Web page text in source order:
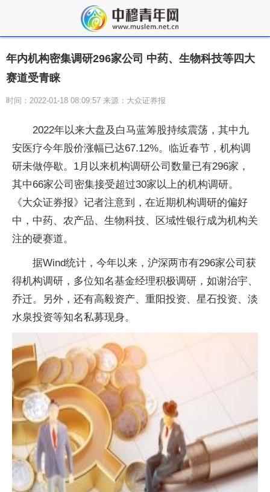
年内机构密集调研296家公司 中药、生物科技等四大
赛道受青睐
时间：2022-01-18 08:09:57 来源：大众证券报
2022年以来大盘及白马蓝筹股持续震荡，其中九
安医疗今年股价涨幅已达67.12%。临近春节，机构调
研未做停歇。1月以来机构调研公司数量已有296家，
其中66家公司密集接受超过30家以上的机构调研。
《大众证券报》记者注意到，在近期机构调研的偏好
中，中药、农产品、生物科技、区域性银行成为机构关
注的硬赛道。
据Wind统计，今年以来，沪深两市有296家公司获
得机构调研，多位知名基金经理积极调研，如谢治宇、
乔迁。另外，还有高毅资产、重阳投资、星石投资、淡
水泉投资等知名私募现身。